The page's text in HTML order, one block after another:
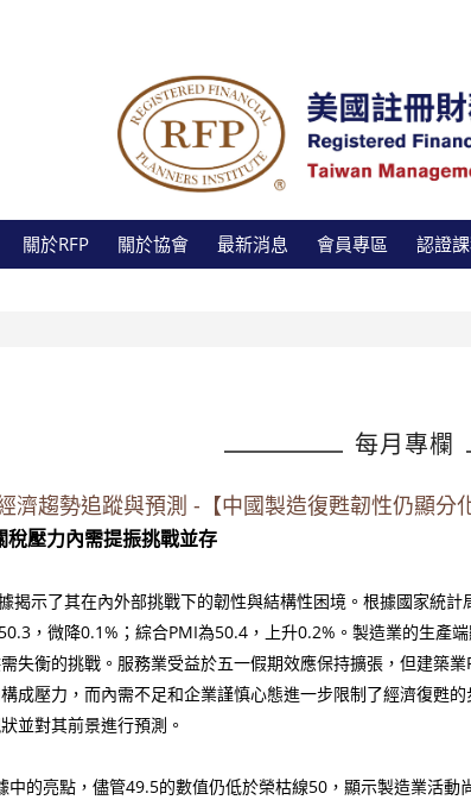
關於RFP 關於協會 最新消息 會員專區 認證
每月專欄
濟趨勢追蹤與預測 -【中國製造復甦韌性仍顯分
壓力內需提振挑戰並存
示了其在內外部挑戰下的韌性與結構性困境。根據國家統
，微降0.1%；綜合PMI為50.4，上升0.2%。製造業的生產
失衡的挑戰。服務業受益於五一假期效應保持擴張，但建築
成壓力，而內需不足和企業謹慎心態進一步限制了經濟復甦
並對其前景進行預測。
的亮點，儘管49.5的數值仍低於榮枯線50，顯示製造業活